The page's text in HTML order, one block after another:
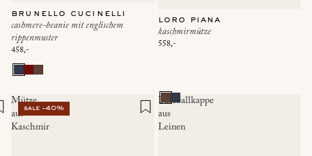
brunello cucinelli
cashmere-beanie mit englischem
rippenmuster
458,-
loro piana
kaschmirmütze
558,-
Mütze
aus
Kaschmir
sale -40%
Baseballkappe
aus
Leinen